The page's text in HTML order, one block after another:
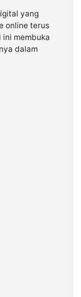
yang
online terus
ini membuka
dalam